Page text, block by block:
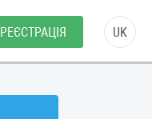
РЕЄСТРАЦІЯ UK